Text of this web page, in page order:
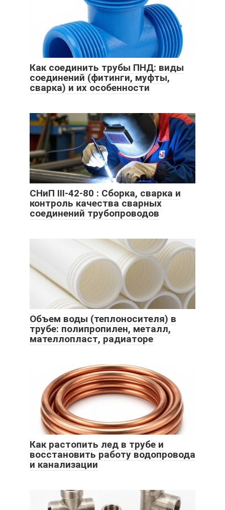
Как соединить трубы ПНД: виды
соединений (фитинги, муфты,
сварка) и их особенности
СНиП III-42-80 : Сборка, сварка и
контроль качества сварных
соединений трубопроводов
Объем воды (теплоносителя) в
трубе: полипропилен, металл,
мателлопласт, радиаторе
Как растопить лед в трубе и
восстановить работу водопровода
и канализации